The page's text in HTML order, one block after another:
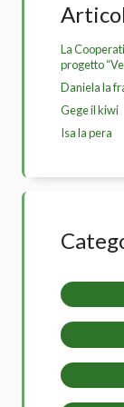
La
progetto
Daniela la
Gege il kiwi
Isa la pera